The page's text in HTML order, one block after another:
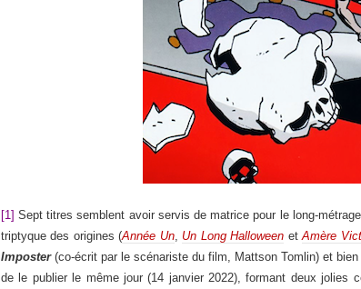
[1] Sept titres semblent avoir servis de matrice pour le long-
triptyque des origines (Année Un, Un Long Halloween etAmère
Imposter(co-écrit par le scénariste du film, Mattson Tomlin) et
de le publier le même jour (14 janvier 2022), formant deux jolies